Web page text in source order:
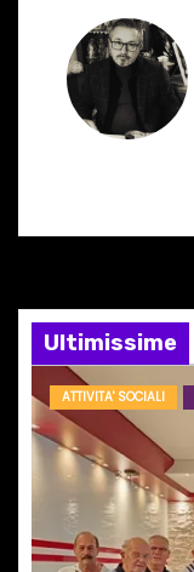
n
e
a
r
Ultimissime
ATTIVITA' SOCIALI